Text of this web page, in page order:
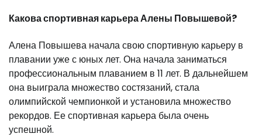
Какова спортивная карьера Алены Повышевой?
Алена Повышева начала свою спортивную карьеру в
плавании уже с юных лет. Она начала заниматься
профессиональным плаванием в 11 лет. В дальнейшем
она выиграла множество состязаний, стала
олимпийской чемпионкой и установила множество
рекордов. Ее спортивная карьера была очень
успешной.